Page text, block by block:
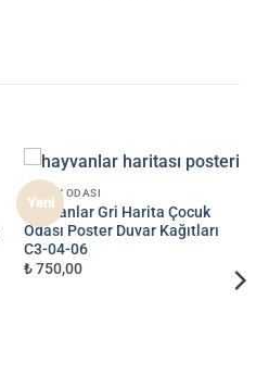
Yeni
ÇOCUK ODASI
Hayvanlar Gri Harita Çocuk
Odası Poster Duvar Kağıtları
C3-04-06
₺ 750,00